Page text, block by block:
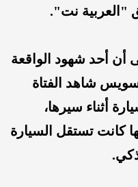
"العربية نت".
أن أحد شهود الواقعة
شاهد الفتاة
أثناء سيرها،
كانت تستقل السيارة